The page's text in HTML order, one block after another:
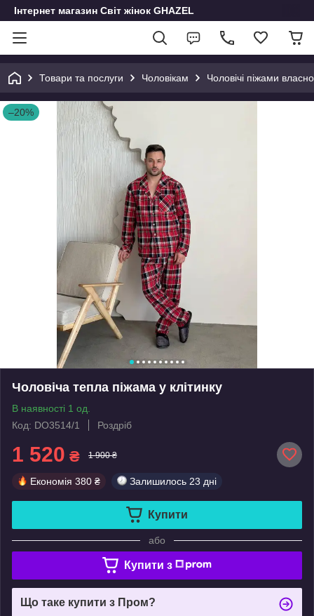
Інтернет магазин Світ жінок GHAZEL
Товари та послуги Чоловікам Чоловічі піжами
–20%
Чоловіча тепла піжама у клітинку
В наявності 1 од.
Код: DO3514/1
Роздріб
1 520 ₴ 1 900 ₴
Економія 380 ₴ Залишилось 23 дні
Купити
або
Купити з
Що таке купити з Пром?